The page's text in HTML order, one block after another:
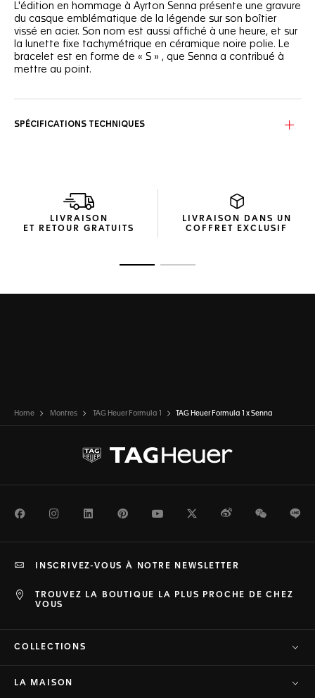
L'édition en hommage à Ayrton Senna présente une gravure
du casque emblématique de la légende sur son boîtier
vissé en acier. Son nom est aussi affiché à une heure, et sur
la lunette fixe tachymétrique en céramique noire polie. Le
bracelet est en forme de « S » , que Senna a contribué à
mettre au point.
SPÉCIFICATIONS TECHNIQUES
LIVRAISON
ET RETOUR GRATUITS
LIVRAISON DANS UN
COFFRET EXCLUSIF
Home Montres TAG Heuer Formula 1 TAG Heuer Formula 1 x Senna
FacebookInstagramLinkedInPinterestYoutubeTwitterWeiboWeChat
TROUVEZ LA BOUTIQUE LA PLUS PROCHE DE CHEZ
VOUS
INSCRIVEZ-VOUS À NOTRE NEWSLETTER
COLLECTIONS
LA MAISON